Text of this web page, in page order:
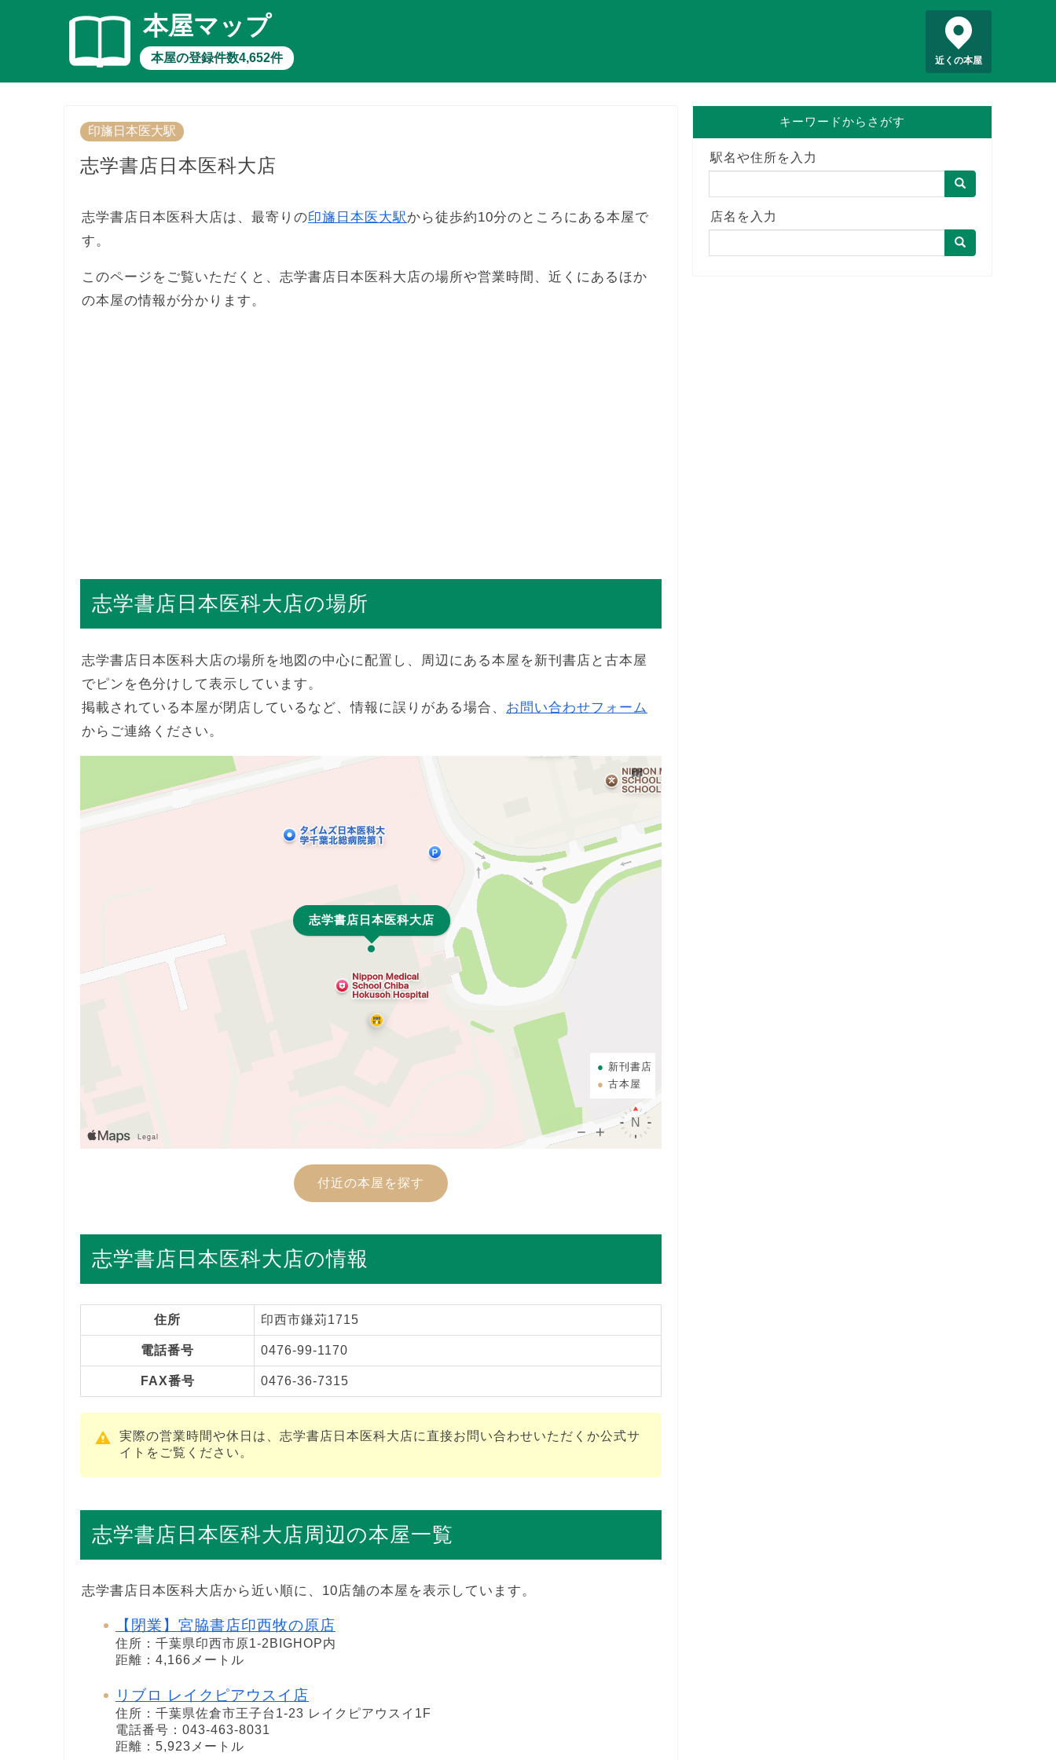
本屋マップ
本屋の登録件数4,652件 近くの本屋
印旛日本医大駅
志学書店日本医科大店
志学書店日本医科大店は、最寄りの印旛日本医大駅から徒歩約10分のところにある本屋で
す。
このページをご覧いただくと、志学書店日本医科大店の場所や営業時間、近くにあるほか
の本屋の情報が分かります。
志学書店日本医科大店の場所
志学書店日本医科大店の場所を地図の中心に配置し、周辺にある本屋を新刊書店と古本屋
でピンを色分けして表示しています。
掲載されている本屋が閉店しているなど、情報に誤りがある場合、 お問い合わせフォーム
からご連絡ください。
志学書店日本医科大店
新刊書店
古本屋
付近の本屋を探す
志学書店日本医科大店の情報
住所 印西市鎌苅1715
電話番号 0476-99-1170
FAX番号 0476-36-7315
実際の営業時間や休日は、志学書店日本医科大店に直接お問い合わせいただくか公式サ
イトをご覧ください。
志学書店日本医科大店周辺の本屋一覧
志学書店日本医科大店から近い順に、10店舗の本屋を表示しています。
【閉業】宮脇書店印西牧の原店
住所：千葉県印西市原1-2BIGHOP内
距離：4,166メートル
リブロ レイクピアウスイ店
住所：千葉県佐倉市王子台1-23 レイクピアウスイ1F
電話番号：043-463-8031
距離：5,923メートル
キーワードからさがす
駅名や住所を入力
店名を入力